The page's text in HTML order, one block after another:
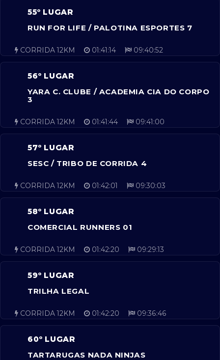
55º LUGAR
RUN FOR LIFE / PALOTINA ESPORTES 7
CORRIDA 12KM 01:41:14 09:40:52
56º LUGAR
YARA C. CLUBE / ACADEMIA CIA DO CORPO
3
CORRIDA 12KM 01:41:44 09:41:00
57º LUGAR
SESC / TRIBO DE CORRIDA 4
CORRIDA 12KM 01:42:01 09:30:03
58º LUGAR
COMERCIAL RUNNERS 01
CORRIDA 12KM 01:42:20 09:29:13
59º LUGAR
TRILHA LEGAL
CORRIDA 12KM 01:42:20 09:36:46
60º LUGAR
TARTARUGAS NADA NINJAS